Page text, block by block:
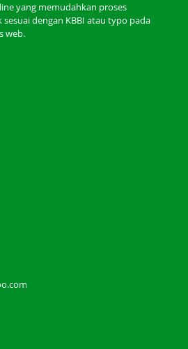
yang memudahkan proses
dengan KBBI atau typo pada
web.